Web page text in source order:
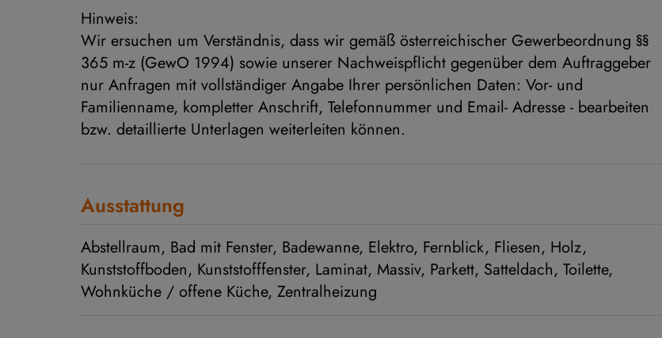
Hinweis:
Wir ersuchen um Verständnis, dass wir gemäß österreichischer Gewerbeordnung §§
365 m-z (GewO 1994) sowie unserer Nachweispflicht gegenüber dem Auftraggeber
nur Anfragen mit vollständiger Angabe Ihrer persönlichen Daten: Vor- und
Familienname, kompletter Anschrift, Telefonnummer und Email- Adresse - bearbeiten
bzw. detaillierte Unterlagen weiterleiten können.
Ausstattung
Abstellraum Bad mit Fenster Badewanne Elektro Fernblick Fliesen Holz
Kunststoffboden Kunststofffenster Laminat Massiv Parkett Satteldach Toilette
Wohnküche / offene Küche Zentralheizung